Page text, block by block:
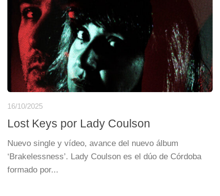
16/10/2025
Lost Keys por Lady Coulson
Nuevo single y vídeo, avance del nuevo álbum
‘Brakelessness’. Lady Coulson es el dúo de Córdoba
formado por...